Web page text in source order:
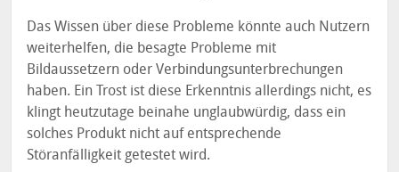
Das Wissen über diese Probleme könnte auch Nutzern
weiterhelfen, die besagte Probleme mit
Bildaussetzern oder Verbindungsunterbrechungen
haben. Ein Trost ist diese Erkenntnis allerdings nicht, es
klingt heutzutage beinahe unglaubwürdig, dass ein
solches Produkt nicht auf entsprechende
Störanfälligkeit getestet wird.